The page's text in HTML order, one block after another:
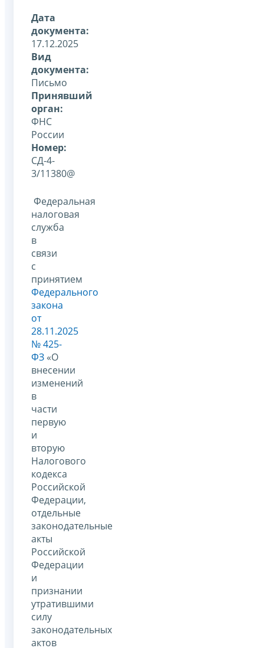
Дата
документа:
17.12.2025
Вид
документа:
Письмо
Принявший
орган:
ФНС
России
Номер:
СД-4-
3/11380@
Федеральная
налоговая
служба
в
связи
с
принятием
Федерального
закона
от
28.11.2025
№ 425-
ФЗ «О
внесении
изменений
в
части
первую
и
вторую
Налогового
кодекса
Российской
Федерации,
отдельные
законодательные
акты
Российской
Федерации
и
признании
утратившими
силу
законодательных
актов